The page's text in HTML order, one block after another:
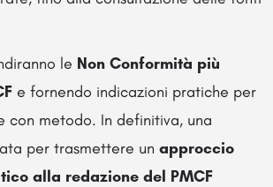
le Non Conformità più
e fornendo indicazioni pratiche per
con metodo. In definitiva, una
per trasmettere un approccio
alla redazione del PMCF